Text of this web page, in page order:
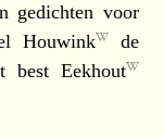
gedichten voor
Houwink
de
best Eekhout